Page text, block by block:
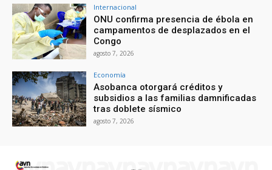
Internacional
ONU confirma presencia de ébola en
campamentos de desplazados en el
Congo
agosto 7, 2026
Economía
Asobanca otorgará créditos y
subsidios a las familias damnificadas
tras doblete sísmico
agosto 7, 2026